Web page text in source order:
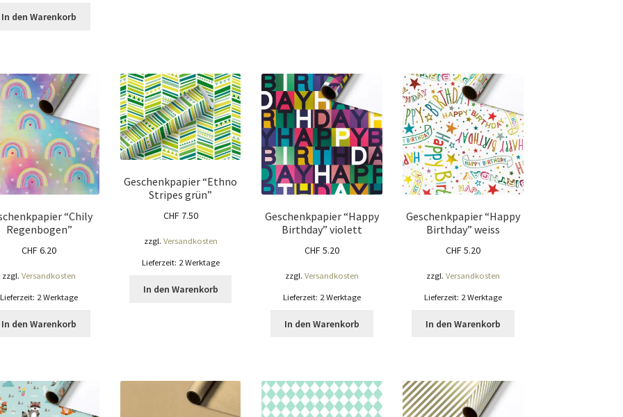
In den Warenkorb
“Chily
Regenbogen”
CHF6.20
zzgl.Versandkosten
Lieferzeit: 2 Werktage
In den Warenkorb
Geschenkpapier “Ethno
Stripes grün”
CHF7.50
zzgl. Versandkosten
Lieferzeit: 2 Werktage
In den Warenkorb
Geschenkpapier “Happy
Birthday” violett
CHF5.20
zzgl. Versandkosten
Lieferzeit: 2 Werktage
In den Warenkorb
Geschenkpapier “Happy
Birthday” weiss
CHF5.20
zzgl.Versandkosten
Lieferzeit: 2 Werktage
In den Warenkorb